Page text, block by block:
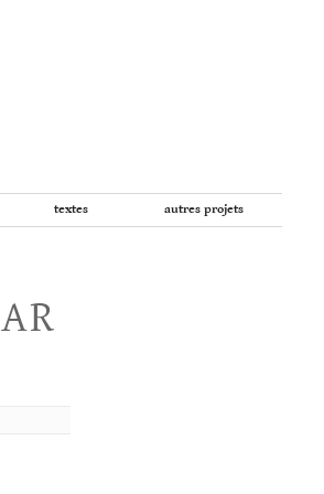
textes autres projets